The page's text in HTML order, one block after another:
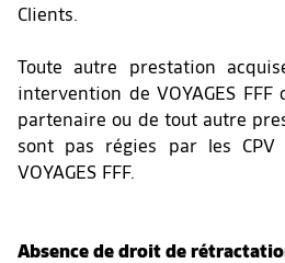
Clients.
Toute autre prestation
intervention de VOYAGES FFF
partenaire ou de tout autre
sont pas régies par les
VOYAGES FFF.
Absence de droit de